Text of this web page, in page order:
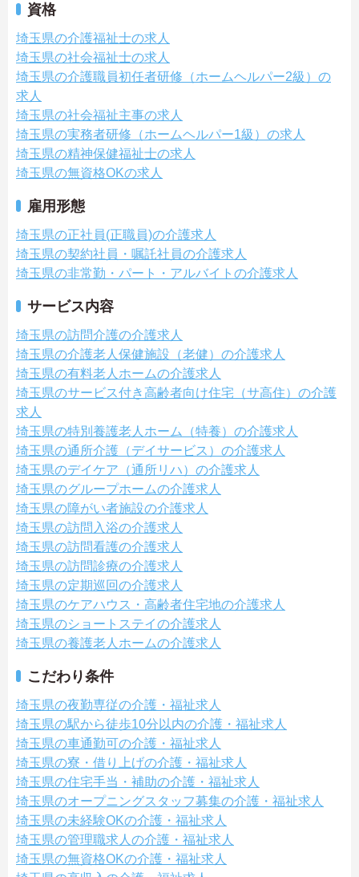
資格
埼玉県の介護福祉士の求人
埼玉県の社会福祉士の求人
埼玉県の介護職員初任者研修（ホームヘルパー2級）の
求人
埼玉県の社会福祉主事の求人
埼玉県の実務者研修（ホームヘルパー1級）の求人
埼玉県の精神保健福祉士の求人
埼玉県の無資格OKの求人
雇用形態
埼玉県の正社員(正職員)の介護求人
埼玉県の契約社員・嘱託社員の介護求人
埼玉県の非常勤・パート・アルバイトの介護求人
サービス内容
埼玉県の訪問介護の介護求人
埼玉県の介護老人保健施設（老健）の介護求人
埼玉県の有料老人ホームの介護求人
埼玉県のサービス付き高齢者向け住宅（サ高住）の介護
求人
埼玉県の特別養護老人ホーム（特養）の介護求人
埼玉県の通所介護（デイサービス）の介護求人
埼玉県のデイケア（通所リハ）の介護求人
埼玉県のグループホームの介護求人
埼玉県の障がい者施設の介護求人
埼玉県の訪問入浴の介護求人
埼玉県の訪問看護の介護求人
埼玉県の訪問診療の介護求人
埼玉県の定期巡回の介護求人
埼玉県のケアハウス・高齢者住宅地の介護求人
埼玉県のショートステイの介護求人
埼玉県の養護老人ホームの介護求人
こだわり条件
埼玉県の夜勤専従の介護・福祉求人
埼玉県の駅から徒歩10分以内の介護・福祉求人
埼玉県の車通勤可の介護・福祉求人
埼玉県の寮・借り上げの介護・福祉求人
埼玉県の住宅手当・補助の介護・福祉求人
埼玉県のオープニングスタッフ募集の介護・福祉求人
埼玉県の未経験OKの介護・福祉求人
埼玉県の管理職求人の介護・福祉求人
埼玉県の無資格OKの介護・福祉求人